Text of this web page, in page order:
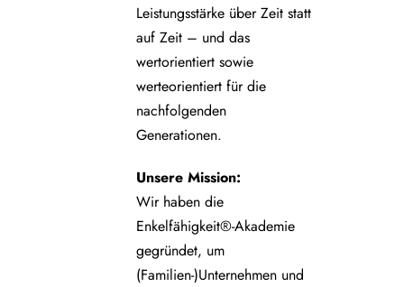
Leistungsstärke über Zeit statt
auf Zeit – und das
wertorientiert sowie
werteorientiert für die
nachfolgenden
Generationen.
Unsere Mission:
Wir haben die
Enkelfähigkeit®-Akademie
gegründet, um
(Familien-)Unternehmen und